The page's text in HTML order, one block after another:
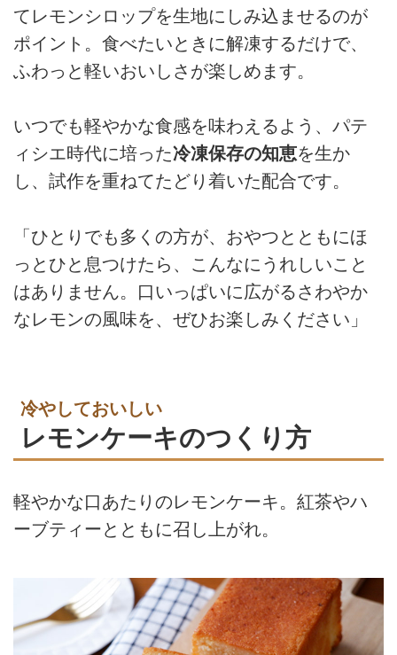
てレモンシロップを生地にしみ込ませるのが
ポイント。食べたいときに解凍するだけで、
ふわっと軽いおいしさが楽しめます。
いつでも軽やかな食感を味わえるよう、パテ
ィシエ時代に培った冷凍保存の知恵を生か
し、試作を重ねてたどり着いた配合です。
「ひとりでも多くの方が、おやつとともにほ
っとひと息つけたら、こんなにうれしいこと
はありません。口いっぱいに広がるさわやか
なレモンの風味を、ぜひお楽しみください」
冷やしておいしい
レモンケーキのつくり方
軽やかな口あたりのレモンケーキ。紅茶やハ
ーブティーとともに召し上がれ。